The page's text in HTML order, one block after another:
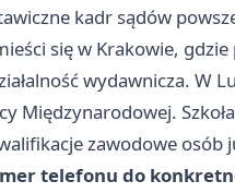
kadr sądów
się w Krakowie,
wydawnicza. W
Międzynarodowej.
zawodowe
telefonu do